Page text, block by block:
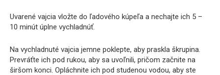
Uvarené vajcia vložte do ľadového kúpeľa a nechajte ich 5 –
10 minút úplne vychladnúť.
Na vychladnuté vajcia jemne poklepte, aby praskla škrupina.
Prevráťte ich pod rukou, aby sa uvoľnili, pričom začnite na
širšom konci. Opláchnite ich pod studenou vodou, aby ste